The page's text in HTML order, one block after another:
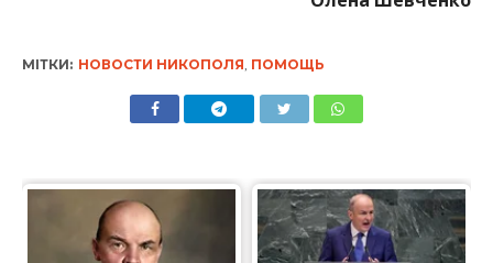
МІТКИ: НОВОСТИ НИКОПОЛЯ ПОМОЩЬ